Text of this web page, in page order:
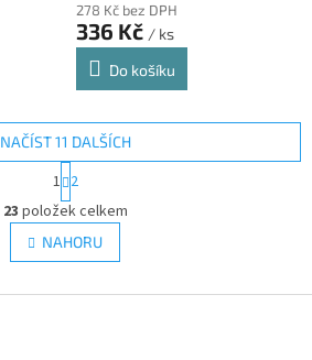
278 Kč bez DPH
336 Kč / ks
Do košíku
O
v
l
á
NAČÍST 11 DALŠÍCH
t
r
á
n
k
v
1 2
23 položek celkem
NAHORU